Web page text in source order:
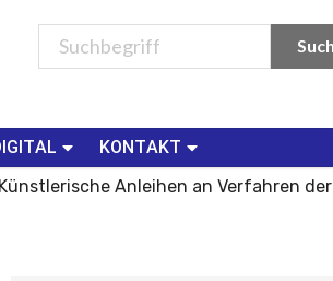
KONTAKT
Anleihen an Verfahren der